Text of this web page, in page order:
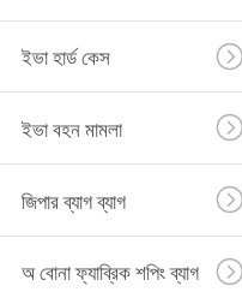
ইভা হার্ড কেস
ইভা বহন মামলা
জিপার ব্যাগ ব্যাগ
অ বোনা ফ্যাব্রিক শপিং ব্যাগ